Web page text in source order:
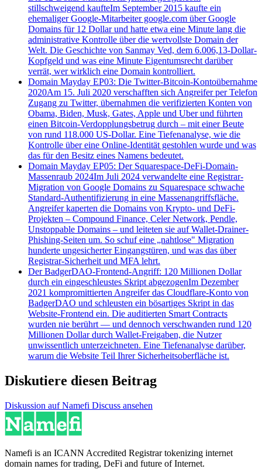
stillschweigend kaufteIm September 2015 kaufte ein
ehemaliger Google-Mitarbeiter google.com über Google
Domains für 12 Dollar und hatte etwa eine Minute lang die
administrative Kontrolle über die wertvollste Domain der
Welt. Die Geschichte von Sanmay Ved, dem 6.006,13-Dollar-
Kopfgeld und was eine Minute Eigentumsrecht darüber
verrät, wer wirklich eine Domain kontrolliert.
Domain Mayday EP03: Die Twitter-Bitcoin-Kontoübernahme
2020Am 15. Juli 2020 verschafften sich Angreifer per Telefon
Zugang zu Twitter, übernahmen die verifizierten Konten von
Obama, Biden, Musk, Gates, Apple und Uber und führten
einen Bitcoin-Verdopplungsbetrug durch – mit einer Beute
von rund 118.000 US-Dollar. Eine Tiefenanalyse, wie die
Kontrolle über eine Online-Identität gestohlen wurde und was
das für den Besitz eines Namens bedeutet.
Domain Mayday EP05: Der Squarespace-DeFi-Domain-
Massenraub 2024Im Juli 2024 verwandelte eine Registrar-
Migration von Google Domains zu Squarespace schwache
Standard-Authentifizierung in eine Massenangriffsfläche.
Angreifer kaperten die Domains von Krypto- und DeFi-
Projekten – Compound Finance, Celer Network, Pendle,
Unstoppable Domains – und leiteten sie auf Wallet-Drainer-
Phishing-Seiten um. So schuf eine „nahtlose" Migration
hunderte ungesicherter Eingangstüren, und was das über
Registrar-Sicherheit und MFA lehrt.
Der BadgerDAO-Frontend-Angriff: 120 Millionen Dollar
durch ein eingeschleustes Skript abgezogenIm Dezember
2021 kompromittierten Angreifer das Cloudflare-Konto von
BadgerDAO und schleusten ein bösartiges Skript in das
Website-Frontend ein. Die auditierten Smart Contracts
wurden nie berührt — und dennoch verschwanden rund 120
Millionen Dollar durch Wallet-Freigaben, die Nutzer
unwissentlich unterzeichneten. Eine Tiefenanalyse darüber,
warum die Website Teil Ihrer Sicherheitsoberfläche ist.
Diskutiere diesen Beitrag
Diskussion auf Namefi Discuss ansehen
Namefi is an ICANN Accredited Registrar tokenizing internet
domain names for trading, DeFi and future of Internet.